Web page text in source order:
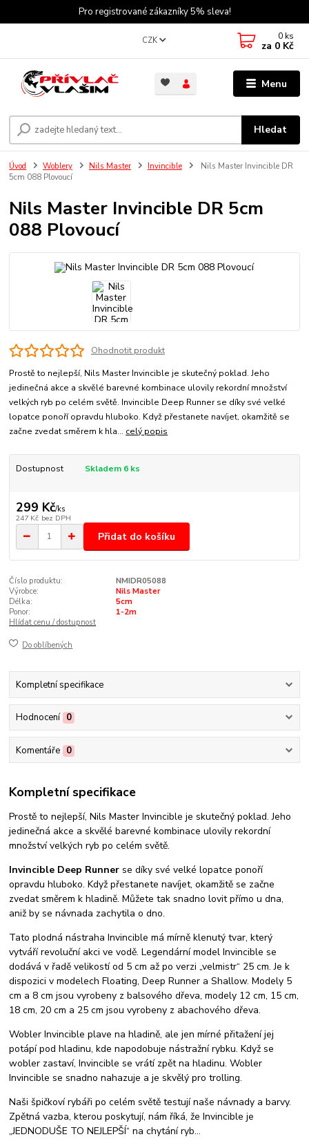
Pro registrované zákazníky 5% sleva!
Menu
CZK
Hledat
0 ks
za 0 Kč
Úvod Woblery Nils Master Invincible
Nils Master Invincible DR
5cm 088 Plovoucí
Nils Master Invincible DR 5cm
088 Plovoucí
Ohodnotit produkt
Prostě to nejlepší, Nils Master Invincible je skutečný poklad. Jeho
jedinečná akce a skvělé barevné kombinace ulovily rekordní množství
velkých ryb po celém světě. Invincible Deep Runner se díky své velké
lopatce ponoří opravdu hluboko. Když přestanete navíjet, okamžitě se
začne zvedat směrem k hla... celý popis
Dostupnost Skladem 6 ks
299 Kč/ks
247 Kč bez DPH
Přidat do košíku
Číslo produktu:
NMIDR05088
Výrobce:
Nils Master
Délka:
5cm
Ponor:
1-2m
Hlídat cenu / dostupnost
Do oblíbených
Kompletní specifikace
Hodnocení 0
Komentáře 0
Kompletní specifikace
Prostě to nejlepší, Nils Master Invincible je skutečný poklad. Jeho
jedinečná akce a skvělé barevné kombinace ulovily rekordní
množství velkých ryb po celém světě.
Invincible Deep Runner se díky své velké lopatce ponoří
opravdu hluboko. Když přestanete navíjet, okamžitě se začne
zvedat směrem k hladině. Můžete tak snadno lovit přímo u dna,
aniž by se návnada zachytila ​​o dno.
Tato plodná nástraha Invincible má mírně klenutý tvar, který
vytváří revoluční akci ve vodě. Legendární model Invincible se
dodává v řadě velikostí od 5 cm až po verzi „velmistr“ 25 cm. Je k
dispozici v modelech Floating, Deep Runner a Shallow. Modely 5
cm a 8 cm jsou vyrobeny z balsového dřeva, modely 12 cm, 15 cm,
18 cm, 20 cm a 25 cm jsou vyrobeny z abachového dřeva.
Wobler Invincible plave na hladině, ale jen mírné přitažení jej
potápí pod hladinu, kde napodobuje nástražní rybku. Když se
wobler zastaví, Invincible se vrátí zpět na hladinu. Wobler
Invincible se snadno nahazuje a je skvělý pro trolling.
Naši špičkoví rybáři po celém světě testují naše návnady a barvy.
Zpětná vazba, kterou poskytují, nám říká, že Invincible je
„JEDNODUŠE TO NEJLEPŠÍ“ na chytání ryb…